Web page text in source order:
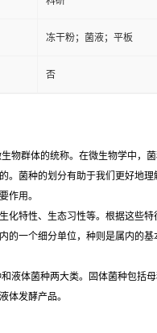
冻干粉；菌液；平板
否
群体的统称。在微生物学中，菌
。菌种的划分有助于我们更好地
作用。
特性、生态习性等。根据这些特
的一个细分单位，种则是属内的
液体菌种两大类。固体菌种包括
体发酵产品。